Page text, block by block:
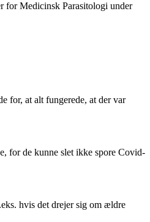
for Medicinsk Parasitologi under
for, at alt fungerede, at der var
for de kunne slet ikke spore Covid-
hvis det drejer sig om ældre